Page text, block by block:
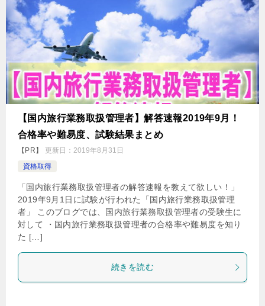
【国内旅行業務取扱管理者】解答速報2019年9月！
合格率や難易度、試験結果まとめ
【PR】 更新日：2019年8月31日
資格取得
「国内旅行業務取扱管理者の解答速報を教えて欲しい！」
2019年9月1日に試験が行われた「国内旅行業務取扱管理
者」 このブログでは、国内旅行業務取扱管理者の受験生に
対して ・国内旅行業務取扱管理者の合格率や難易度を知り
た […]
続きを読む